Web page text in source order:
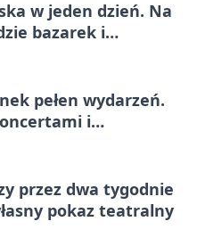
w jeden dzień. Na
bazarek i
pełen wydarzeń.
i
przez dwa tygodnie
pokaz teatralny